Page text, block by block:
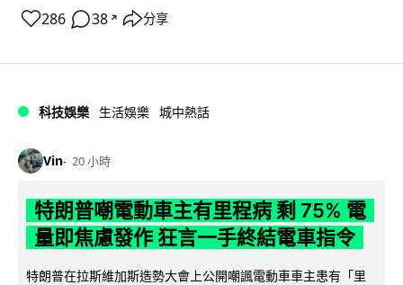
286 38 ↗ 分享
科技娛樂 生活娛樂 城中熱話
Vin 20 小時
特朗普嘲電動車主有里程病 剩 75% 電
量即焦慮發作 狂言一手終結電車指令
特朗普在拉斯維加斯造勢大會上公開嘲諷電動車車主患有「里